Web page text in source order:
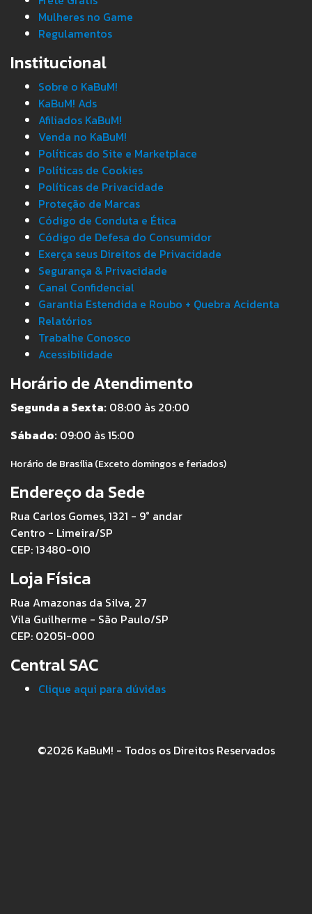
Mulheres no Game
Regulamentos
Institucional
Sobre o KaBuM!
KaBuM! Ads
Afiliados KaBuM!
Venda no KaBuM!
Políticas do Site e Marketplace
Políticas de Cookies
Políticas de Privacidade
Proteção de Marcas
Código de Conduta e Ética
Código de Defesa do Consumidor
Exerça seus Direitos de Privacidade
Segurança & Privacidade
Canal Confidencial
Garantia Estendida e Roubo + Quebra Acidenta
Relatórios
Trabalhe Conosco
Acessibilidade
Horário de Atendimento
Segunda a Sexta: 08:00 às 20:00
Sábado: 09:00 às 15:00
Horário de Brasília (Exceto domingos e feriados)
Endereço da Sede
Rua Carlos Gomes, 1321 - 9° andar
Centro - Limeira/SP
CEP: 13480-010
Loja Física
Rua Amazonas da Silva, 27
Vila Guilherme - São Paulo/SP
CEP: 02051-000
Central SAC
Clique aqui para dúvidas
©2026 KaBuM! - Todos os Direitos Reservados